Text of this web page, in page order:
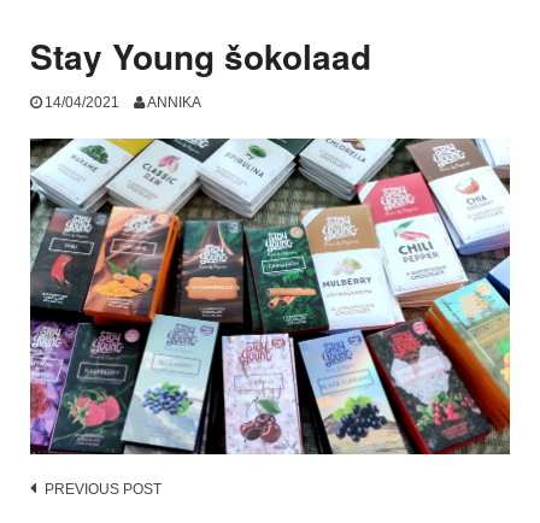
Stay Young šokolaad
14/04/2021 ANNIKA
Post
PREVIOUS POST